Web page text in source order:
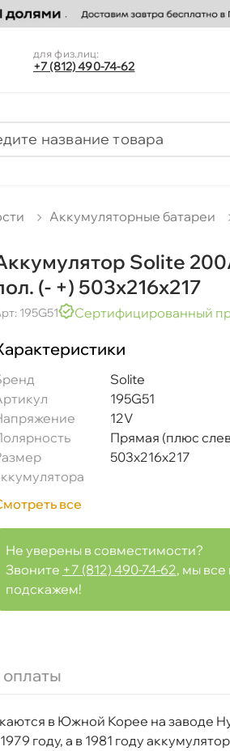
для физ.лиц:
+7 (812) 490-74-62
Аккумуляторные батареи
Solite
(- +) 503x216x217
195G51 Сертифицированный
Solite
195G51
12V
Прямая (плюс
503x216x217
все
Не уверены в совместимости?
Звоните +7 (812) 490-74-62, мы
подскажем!
в Южной Корее на заводе
году, а в 1981 году
503x216x217